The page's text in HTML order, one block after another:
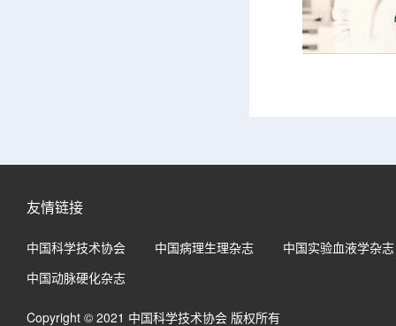
友情链接
中国科学技术协会 中国病理生理杂志
中国实验血液学杂志
中国动脉硬化杂志
Copyright © 2021 中国科学技术协会 版权所有